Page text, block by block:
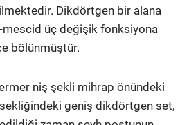
Dikdörtgen bir alana
mescid üç değişik fonksiyona
bölünmüştür.
niş şekli mihrap önündeki
geniş dikdörtgen set,